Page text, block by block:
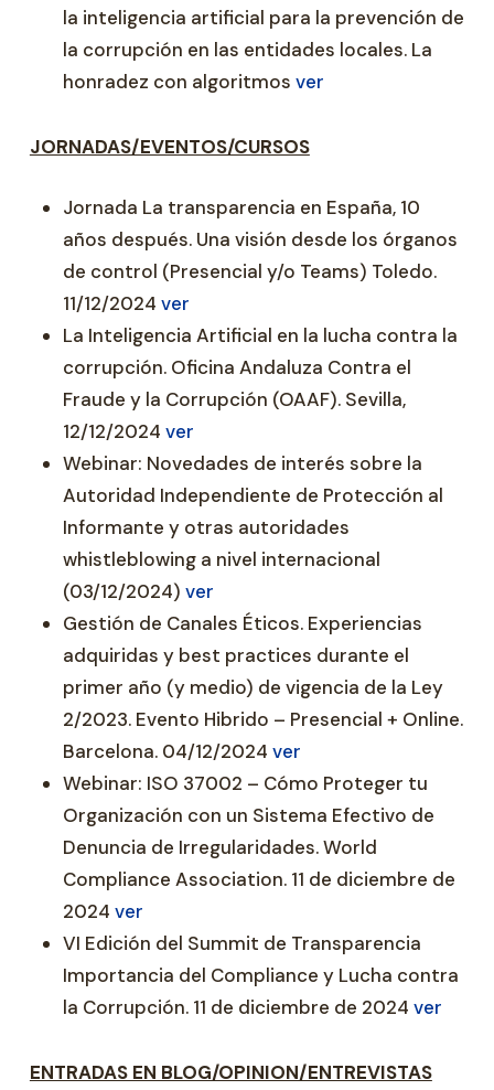
la inteligencia artificial para la prevención de
la corrupción en las entidades locales. La
honradez con algoritmos ver
JORNADAS/EVENTOS/CURSOS
Jornada La transparencia en España, 10
años después. Una visión desde los órganos
de control (Presencial y/o Teams) Toledo.
11/12/2024 ver
La Inteligencia Artificial en la lucha contra la
corrupción. Oficina Andaluza Contra el
Fraude y la Corrupción (OAAF). Sevilla,
12/12/2024 ver
Webinar: Novedades de interés sobre la
Autoridad Independiente de Protección al
Informante y otras autoridades
whistleblowing a nivel internacional
(03/12/2024) ver
Gestión de Canales Éticos. Experiencias
adquiridas y best practices durante el
primer año (y medio) de vigencia de la Ley
2/2023. Evento Hibrido – Presencial + Online.
Barcelona. 04/12/2024 ver
Webinar: ISO 37002 – Cómo Proteger tu
Organización con un Sistema Efectivo de
Denuncia de Irregularidades. World
Compliance Association. 11 de diciembre de
2024 ver
VI Edición del Summit de Transparencia
Importancia del Compliance y Lucha contra
la Corrupción. 11 de diciembre de 2024 ver
ENTRADAS EN BLOG/OPINION/ENTREVISTAS